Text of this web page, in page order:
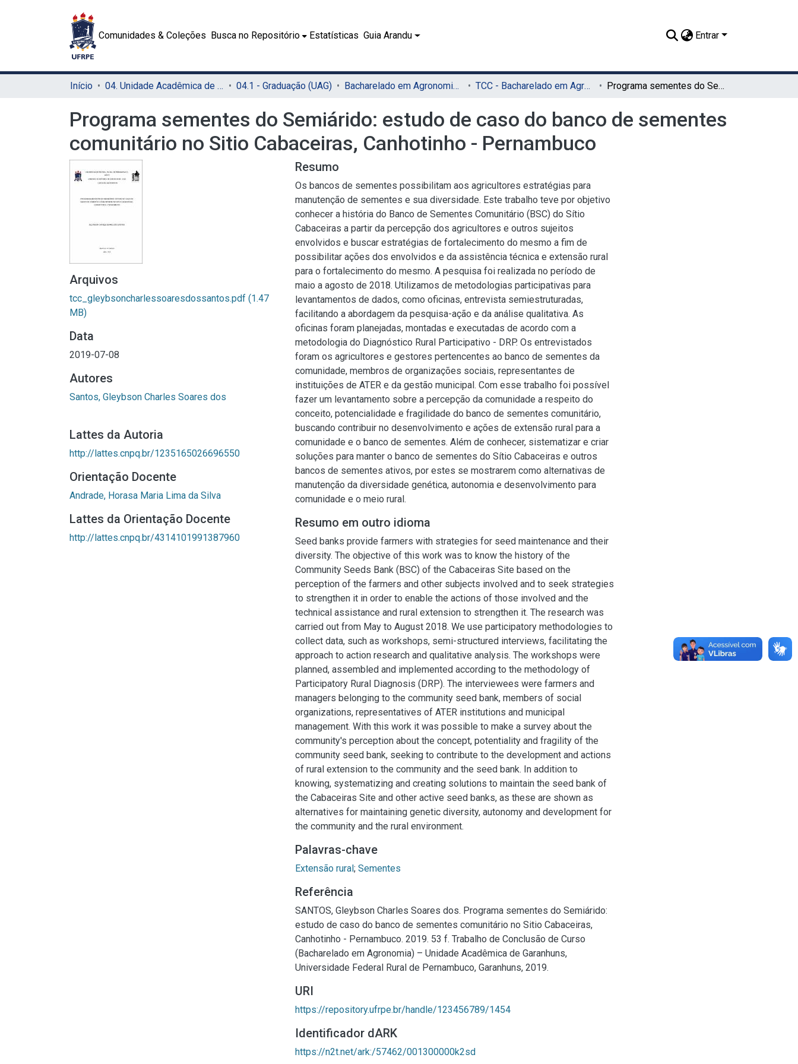
Comunidades & Coleções Busca no Repositório Estatísticas Guia Arandu Entrar
Início 04. Unidade Acadêmica de Garanhuns (UAG) 04.1 - Graduação (UAG) Bacharelado em Agronomia (UAG) TCC - Bacharelado em Agronomia (UAG) Programa sementes do Semiárido: estudo de caso do banco de sementes comunitário no Sitio Cabaceiras, Canhotinho - Pernambuco
Programa sementes do Semiárido: estudo de caso do banco de sementes
comunitário no Sitio Cabaceiras, Canhotinho - Pernambuco
Arquivos
tcc_gleybsoncharlessoaresdossantos.pdf (1.47
MB)
Data
2019-07-08
Autores
Santos, Gleybson Charles Soares dos
Lattes da Autoria
http://lattes.cnpq.br/1235165026696550
Orientação Docente
Andrade, Horasa Maria Lima da Silva
Lattes da Orientação Docente
http://lattes.cnpq.br/4314101991387960
Resumo
Os bancos de sementes possibilitam aos agricultores estratégias para
manutenção de sementes e sua diversidade. Este trabalho teve por objetivo
conhecer a história do Banco de Sementes Comunitário (BSC) do Sítio
Cabaceiras a partir da percepção dos agricultores e outros sujeitos
envolvidos e buscar estratégias de fortalecimento do mesmo a fim de
possibilitar ações dos envolvidos e da assistência técnica e extensão rural
para o fortalecimento do mesmo. A pesquisa foi realizada no período de
maio a agosto de 2018. Utilizamos de metodologias participativas para
levantamentos de dados, como oficinas, entrevista semiestruturadas,
facilitando a abordagem da pesquisa-ação e da análise qualitativa. As
oficinas foram planejadas, montadas e executadas de acordo com a
metodologia do Diagnóstico Rural Participativo - DRP. Os entrevistados
foram os agricultores e gestores pertencentes ao banco de sementes da
comunidade, membros de organizações sociais, representantes de
instituições de ATER e da gestão municipal. Com esse trabalho foi possível
fazer um levantamento sobre a percepção da comunidade a respeito do
conceito, potencialidade e fragilidade do banco de sementes comunitário,
buscando contribuir no desenvolvimento e ações de extensão rural para a
comunidade e o banco de sementes. Além de conhecer, sistematizar e criar
soluções para manter o banco de sementes do Sítio Cabaceiras e outros
bancos de sementes ativos, por estes se mostrarem como alternativas de
manutenção da diversidade genética, autonomia e desenvolvimento para
comunidade e o meio rural.
Resumo em outro idioma
Seed banks provide farmers with strategies for seed maintenance and their
diversity. The objective of this work was to know the history of the
Community Seeds Bank (BSC) of the Cabaceiras Site based on the
perception of the farmers and other subjects involved and to seek strategies
to strengthen it in order to enable the actions of those involved and the
technical assistance and rural extension to strengthen it. The research was
carried out from May to August 2018. We use participatory methodologies to
collect data, such as workshops, semi-structured interviews, facilitating the
approach to action research and qualitative analysis. The workshops were
planned, assembled and implemented according to the methodology of
Participatory Rural Diagnosis (DRP). The interviewees were farmers and
managers belonging to the community seed bank, members of social
organizations, representatives of ATER institutions and municipal
management. With this work it was possible to make a survey about the
community's perception about the concept, potentiality and fragility of the
community seed bank, seeking to contribute to the development and actions
of rural extension to the community and the seed bank. In addition to
knowing, systematizing and creating solutions to maintain the seed bank of
the Cabaceiras Site and other active seed banks, as these are shown as
alternatives for maintaining genetic diversity, autonomy and development for
the community and the rural environment.
Palavras-chave
Extensão rural; Sementes
Referência
SANTOS, Gleybson Charles Soares dos. Programa sementes do Semiárido:
estudo de caso do banco de sementes comunitário no Sitio Cabaceiras,
Canhotinho - Pernambuco. 2019. 53 f. Trabalho de Conclusão de Curso
(Bacharelado em Agronomia) – Unidade Acadêmica de Garanhuns,
Universidade Federal Rural de Pernambuco, Garanhuns, 2019.
URI
https://repository.ufrpe.br/handle/123456789/1454
Identificador dARK
https://n2t.net/ark:/57462/001300000k2sd